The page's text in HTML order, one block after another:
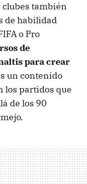
también
de habilidad
o Pro
de
para crear
un contenido
los partidos que
de los 90